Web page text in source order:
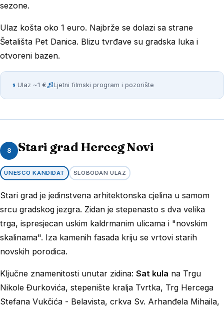
sezone.
Ulaz košta oko 1 euro. Najbrže se dolazi sa strane
Šetališta Pet Danica. Blizu tvrđave su gradska luka i
otvoreni bazen.
Ulaz ~1 € Ljetni filmski program i pozorište
8 Stari grad Herceg Novi
UNESCO KANDIDAT SLOBODAN ULAZ
Stari grad je jedinstvena arhitektonska cjelina u samom
srcu gradskog jezgra. Zidan je stepenasto s dva velika
trga, ispresjecan uskim kaldrmanim ulicama i "novskim
skalinama". Iza kamenih fasada kriju se vrtovi starih
novskih porodica.
Ključne znamenitosti unutar zidina: Sat kula na Trgu
Nikole Đurkovića, stepenište kralja Tvrtka, Trg Hercega
Stefana Vukčića - Belavista, crkva Sv. Arhanđela Mihaila,